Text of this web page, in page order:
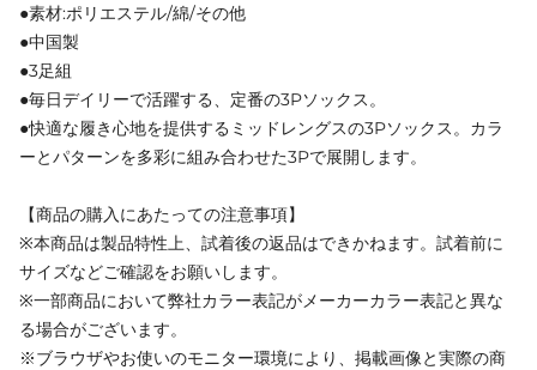
●素材:ポリエステル/綿/その他
●中国製
●3足組
●毎日デイリーで活躍する、定番の3Pソックス。
●快適な履き心地を提供するミッドレングスの3Pソックス。カラ
ーとパターンを多彩に組み合わせた3Pで展開します。
【商品の購入にあたっての注意事項】
※本商品は製品特性上、試着後の返品はできかねます。試着前に
サイズなどご確認をお願いします。
※一部商品において弊社カラー表記がメーカーカラー表記と異な
る場合がございます。
※ブラウザやお使いのモニター環境により、掲載画像と実際の商